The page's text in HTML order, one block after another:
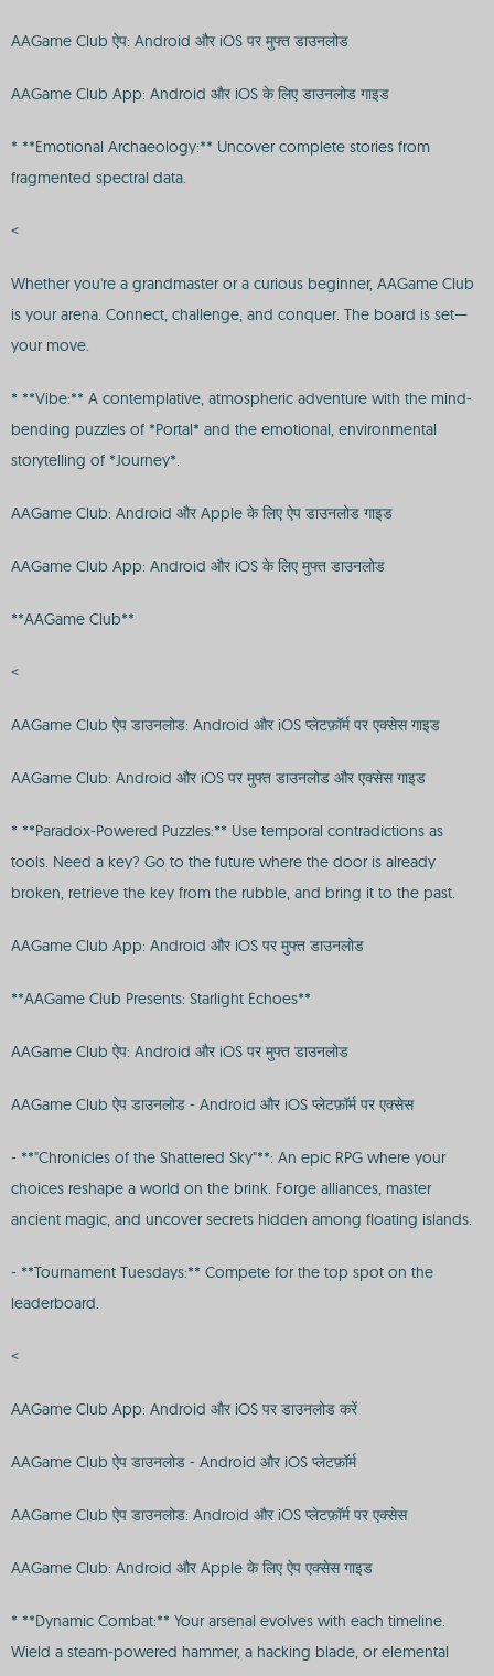
AAGame Club ऐप: Android और iOS पर मुफ्त डाउनलोड
AAGame Club App: Android और iOS के लिए डाउनलोड गाइड
* **Emotional Archaeology:** Uncover complete stories from
fragmented spectral data.
<
Whether you're a grandmaster or a curious beginner, AAGame Club
is your arena. Connect, challenge, and conquer. The board is set—
your move.
* **Vibe:** A contemplative, atmospheric adventure with the mind-
bending puzzles of *Portal* and the emotional, environmental
storytelling of *Journey*.
AAGame Club: Android और Apple के लिए ऐप डाउनलोड गाइड
AAGame Club App: Android और iOS के लिए मुफ्त डाउनलोड
**AAGame Club**
<
AAGame Club ऐप डाउनलोड: Android और iOS प्लेटफ़ॉर्म पर एक्सेस गाइड
AAGame Club: Android और iOS पर मुफ्त डाउनलोड और एक्सेस गाइड
* **Paradox-Powered Puzzles:** Use temporal contradictions as
tools. Need a key? Go to the future where the door is already
broken, retrieve the key from the rubble, and bring it to the past.
AAGame Club App: Android और iOS पर मुफ्त डाउनलोड
**AAGame Club Presents: Starlight Echoes**
AAGame Club ऐप: Android और iOS पर मुफ्त डाउनलोड
AAGame Club ऐप डाउनलोड - Android और iOS प्लेटफ़ॉर्म पर एक्सेस
- **"Chronicles of the Shattered Sky"**: An epic RPG where your
choices reshape a world on the brink. Forge alliances, master
ancient magic, and uncover secrets hidden among floating islands.
- **Tournament Tuesdays:** Compete for the top spot on the
leaderboard.
<
AAGame Club App: Android और iOS पर डाउनलोड करें
AAGame Club ऐप डाउनलोड - Android और iOS प्लेटफ़ॉर्म
AAGame Club ऐप डाउनलोड: Android और iOS प्लेटफ़ॉर्म पर एक्सेस
AAGame Club: Android और Apple के लिए ऐप एक्सेस गाइड
* **Dynamic Combat:** Your arsenal evolves with each timeline.
Wield a steam-powered hammer, a hacking blade, or elemental